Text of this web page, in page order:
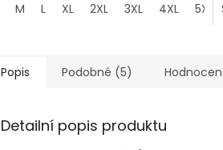
M L XL 2XL 3XL 4XL 5XL
Popis Podobné (5)
Detailní popis produktu